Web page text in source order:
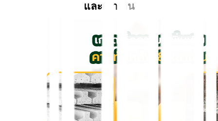
และเสาเอ็น